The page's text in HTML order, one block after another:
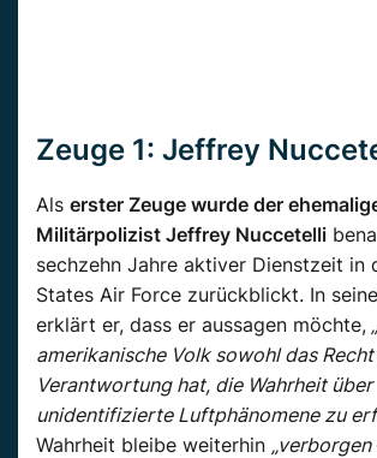
Zeuge 1: Jeffrey
Als erster Zeuge wurde der
Militärpolizist Jeffrey Nuccetelli
sechzehn Jahre aktiver Dienstzeit in
States Air Force zurückblickt. In
erklärt er, dass er aussagen möchte,
amerikanische Volk sowohl das
Verantwortung hat, die Wahrheit über
unidentifizierte Luftphänomene zu
Wahrheit bleibe weiterhin